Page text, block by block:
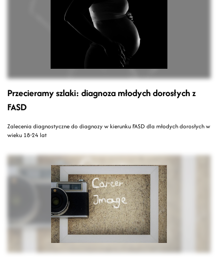
Przecieramy szlaki: diagnoza młodych dorosłych z
FASD
Zalecenia diagnostyczne do diagnozy w kierunku FASD dla młodych dorosłych w
wieku 18-24 lat